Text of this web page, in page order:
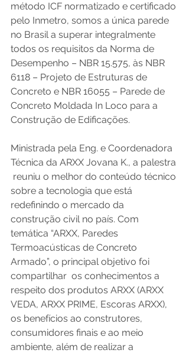
método ICF normatizado e certificado
pelo Inmetro, somos a única parede
no Brasil a superar integralmente
todos os requisitos da Norma de
Desempenho – NBR 15.575, às NBR
6118 – Projeto de Estruturas de
Concreto e NBR 16055 – Parede de
Concreto Moldada In Loco para a
Construção de Edificações.
Ministrada pela Eng. e Coordenadora
Técnica da ARXX Jovana K., a palestra
reuniu o melhor do conteúdo técnico
sobre a tecnologia que está
redefinindo o mercado da
construção civil no país. Com
temática “ARXX, Paredes
Termoacústicas de Concreto
Armado”, o principal objetivo foi
compartilhar  os conhecimentos a
respeito dos produtos ARXX (ARXX
VEDA, ARXX PRIME, Escoras ARXX),
os benefícios ao construtores,
consumidores finais e ao meio
ambiente, além de realizar a